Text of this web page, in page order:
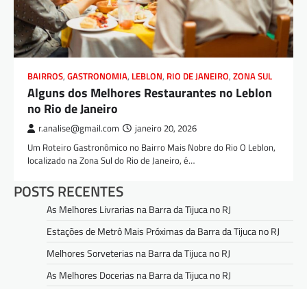
BAIRROS, GASTRONOMIA, LEBLON, RIO DE JANEIRO, ZONA SUL
Alguns dos Melhores Restaurantes no Leblon
no Rio de Janeiro
r.analise@gmail.com janeiro 20, 2026
Um Roteiro Gastronômico no Bairro Mais Nobre do Rio O Leblon,
localizado na Zona Sul do Rio de Janeiro, é…
POSTS RECENTES
As Melhores Livrarias na Barra da Tijuca no RJ
Estações de Metrô Mais Próximas da Barra da Tijuca no RJ
Melhores Sorveterias na Barra da Tijuca no RJ
As Melhores Docerias na Barra da Tijuca no RJ